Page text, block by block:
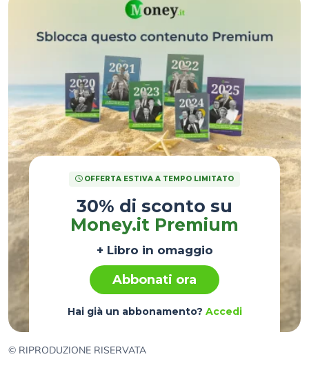
OFFERTA ESTIVA A TEMPO LIMITATO
30% di sconto su
Money.it Premium
+ Libro in omaggio
Abbonati ora
Hai già un abbonamento? Accedi
© RIPRODUZIONE RISERVATA